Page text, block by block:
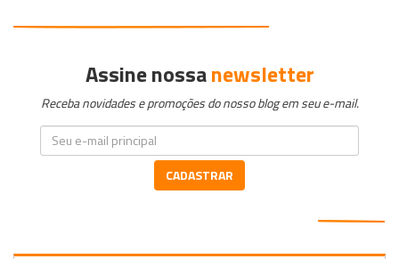
Assine nossanewsletter
Receba novidades e promoções do nosso blog em seu e-mail.
CADASTRAR